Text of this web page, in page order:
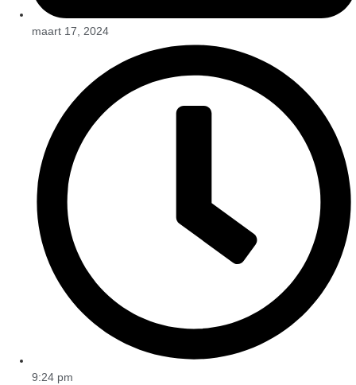
maart 17, 2024
9:24 pm